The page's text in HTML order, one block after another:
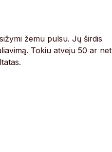
žemu pulsu. Jų širdis
Tokiu atveju 50 ar net